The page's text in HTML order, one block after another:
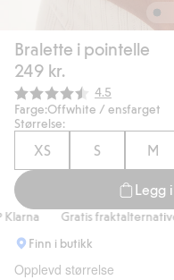
Bralette i pointelle
249 kr.
4.5
Farge:Offwhite / ensfarget
Størrelse:
XS S M
Legg
Gratis fraktalternativer
Finn i butikk
Opplevd størrelse